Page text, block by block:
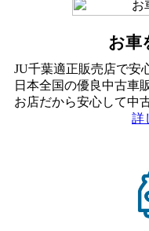
お車
JU千葉適正販売店で安
日本全国の優良中古車
お店だから安心して中
詳